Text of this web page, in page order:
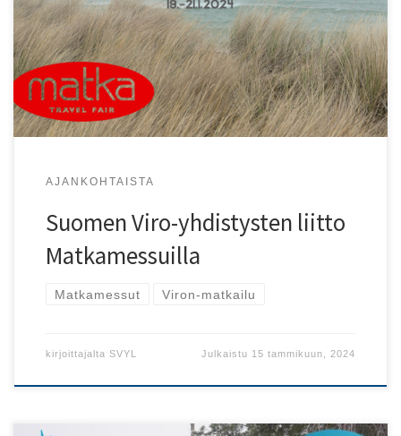
Matkamessuille 18.–21.1.2024. SVYL:n ja SVYL-
Verkkopuodin löydät osastolta 7 ky 10, joka on muiden
ystävyysseurojen joukossa.
AJANKOHTAISTA
Suomen Viro-yhdistysten liitto
Matkamessuilla
Matkamessut Viron-matkailu
kirjoittajalta SVYL Julkaistu 15 tammikuun, 2024